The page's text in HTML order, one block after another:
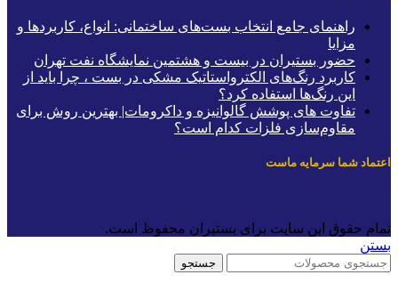
راهنمای جامع انتخاب بست‌های ساختمانی: انواع، کاربردها و
مزایا
حضور بستیران در بیست و هشتمین نمایشگاه نفت تهران
کاربرد رنگ‌های الکترواستاتیک مشکی در بست ، چرا باید از
این رنگ‌ها استفاده کرد؟
تفاوت های پوشش گالوانیزه و داکرومات| بهترین روش برای
مقاوم‌سازی فلزات کدام است؟
شما سرمایه ماست
حقوق این سایت برای بستیران محفوظ است.
جستجو